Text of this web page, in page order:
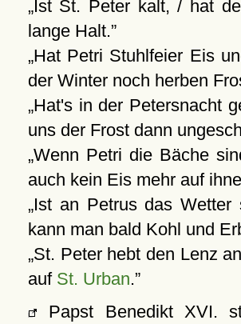
Ist St. Peter kalt, / hat
lange Halt.
Hat Petri Stuhlfeier Eis
der Winter noch herben
Hat's in der Petersnacht
uns der Frost dann
Wenn Petri die Bäche
auch kein Eis mehr auf
Ist an Petrus das Wetter
kann man bald Kohl und
St. Peter hebt den Lenz
auf St. Urban.
Papst Benedikt XVI.